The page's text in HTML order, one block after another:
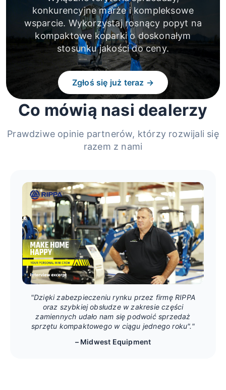
konkurencyjne marże i kompleksowe
wsparcie. Wykorzystaj rosnący popyt na
kompaktowe koparki o doskonałym
stosunku jakości do ceny.
Zgłoś się już teraz →
Co mówią nasi dealerzy
Prawdziwe opinie partnerów, którzy rozwijali się
razem z nami
"Dzięki zabezpieczeniu rynku przez firmę RIPPA
oraz szybkiej obsłudze w zakresie części
zamiennych udało nam się podwoić sprzedaż
sprzętu kompaktowego w ciągu jednego roku"."
– Midwest Equipment